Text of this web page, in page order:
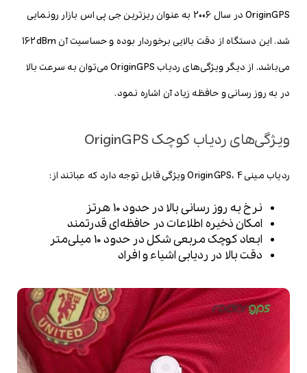
OriginGPS در سال 2006 به عنوان ریزترین جی پی اس بازار رونمایی
شد. این دستگاه از دقت بالایی برخوردار بوده و حساسیت آن 162dBm
می‌باشد. از دیگر ویژگی‌های ردیاب OriginGPS می‌توان به سرعت بالا
در به روز رسانی و حافظه زیاد آن اشاره نمود.
ویژگی‌های ردیاب کوچک OriginGPS
ردیاب مینی OriginGPS، 4 ویژگی قابل توجه دارد که عباتند از:
نرخ به روز رسانی بالا در حدود 10 هرتز
امکان ذخیره اطلاعات در حافظه‌ای قدرتمند
ابعاد کوچک مربعی شکل در حدود 10 میلی‌متر
دقت بالا در ردیابی اشیاء و افراد